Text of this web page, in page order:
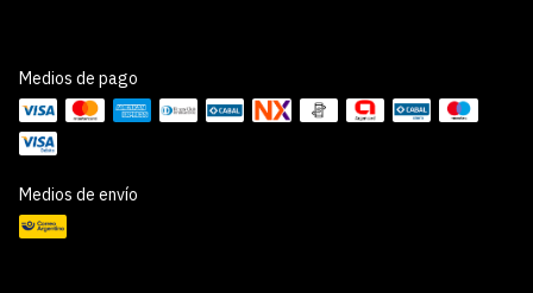
Medios de pago
Medios de envío